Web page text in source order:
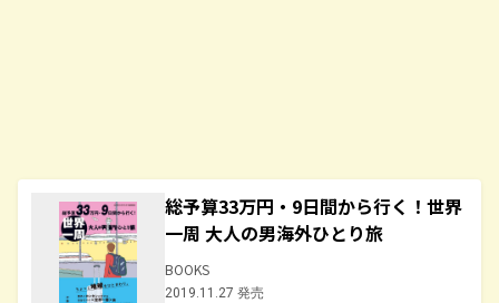
総予算33万円・9日間から行く！世界
一周 大人の男海外ひとり旅
BOOKS
2019.11.27 発売